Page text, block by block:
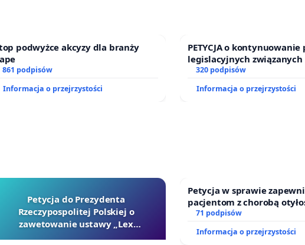
podwyżce akcyzy dla branży
861 podpisów
Informacja o przejrzystości
PETYCJA o kontynuowanie
legislacyjnych
prawa rodzinnego
320 podpisów
Informacja o przejrzystości
Petycja do Prezydenta
Rzeczypospolitej Polskiej o
zawetowanie ustawy „Lex
Petycja w sprawie
pacjentom z chorobą
dostępu do
71 podpisów
Informacja o przejrzystości